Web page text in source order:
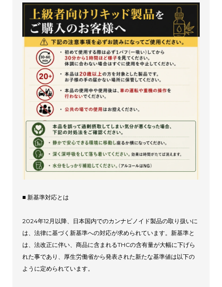
■ 新基準対応とは
2024年12月以降、日本国内でのカンナビノイド製品の取り扱いに
は、法律に基づく新基準への対応が求められています。新基準と
は、法改正に伴い、商品に含まれるTHCの含有量が大幅に下げら
れた事であり、厚生労働省から発表された新たな基準値は以下の
ように定められています。